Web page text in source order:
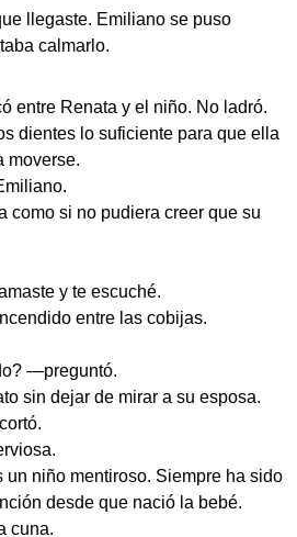
llegaste. Emiliano se puso
calmarlo.
entre Renata y el niño. No ladró.
dientes lo suficiente para que ella
moverse.
como si no pudiera creer que su
y te escuché.
entre las cobijas.
—preguntó.
sin dejar de mirar a su esposa.
niño mentiroso. Siempre ha sido
desde que nació la bebé.
cuna.